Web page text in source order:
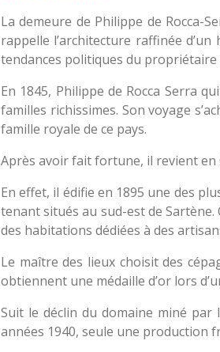
La demeure de Philippe de Rocca-
rappelle l’architecture raffinée
tendances politiques du propriétaire
En 1845, Philippe de Rocca Serra
familles richissimes. Son voyage
famille royale de ce pays.
Après avoir fait fortune, il revient en
En effet, il édifie en 1895 une des
tenant situés au sud-est de
des habitations dédiées à des
Le maître des lieux choisit des
obtiennent une médaille d’or lors
Suit le déclin du domaine miné par
années 1940, seule une production